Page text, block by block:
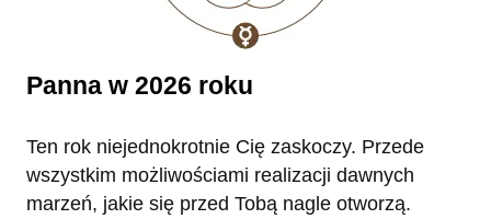
Panna w 2026 roku
Ten rok niejednokrotnie Cię zaskoczy. Przede
wszystkim możliwościami realizacji dawnych
marzeń, jakie się przed Tobą nagle otworzą.